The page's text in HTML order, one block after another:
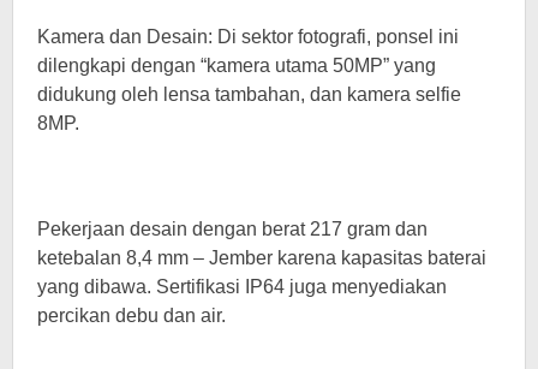
Kamera dan Desain: Di sektor fotografi, ponsel ini
dilengkapi dengan “kamera utama 50MP” yang
didukung oleh lensa tambahan, dan kamera selfie
8MP.
Pekerjaan desain dengan berat 217 gram dan
ketebalan 8,4 mm – Jember karena kapasitas baterai
yang dibawa. Sertifikasi IP64 juga menyediakan
percikan debu dan air.